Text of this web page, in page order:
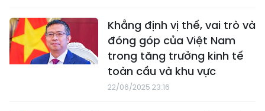
Khẳng định vị thế, vai trò và
đóng góp của Việt Nam
trong tăng trưởng kinh tế
toàn cầu và khu vực
22/06/2025 23:16